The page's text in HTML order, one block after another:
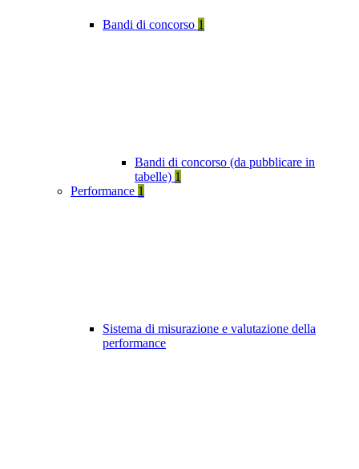
Bandi di concorso 1
Bandi di concorso (da pubblicare in
tabelle) 1
Performance 1
Sistema di misurazione e valutazione della
performance